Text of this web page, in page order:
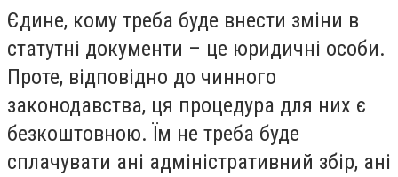
Єдине, кому треба буде внести зміни в
статутні документи – це юридичні особи.
Проте, відповідно до чинного
законодавства, ця процедура для них є
безкоштовною. Їм не треба буде
сплачувати ані адміністративний збір, ані